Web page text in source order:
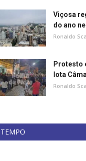
Viçosa
do ano
Ronaldo
Protesto
lota
Ronaldo
TEMPO